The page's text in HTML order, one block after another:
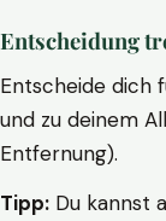
Entscheidung
Entscheide dich
und zu deinem
Entfernung).
Tipp: Du kannst